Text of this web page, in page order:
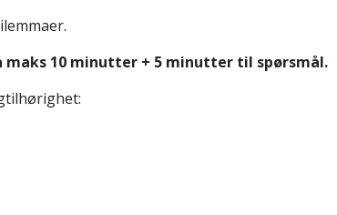
10 minutter + 5 minutter til spørsmål.